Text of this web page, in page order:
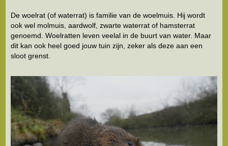
De woelrat (of waterrat) is familie van de woelmuis. Hij wordt
ook wel molmuis, aardwolf, zwarte waterrat of hamsterrat
genoemd. Woelratten leven veelal in de buurt van water. Maar
dit kan ook heel goed jouw tuin zijn, zeker als deze aan een
sloot grenst.